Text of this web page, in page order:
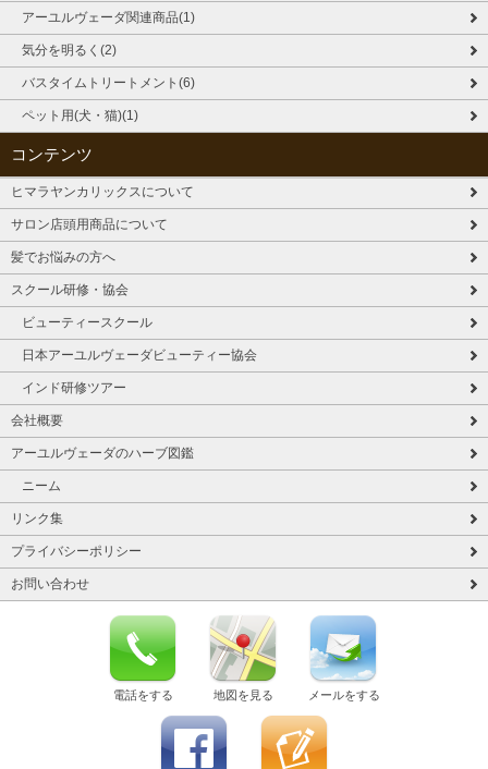
アーユルヴェーダ関連商品(1)
気分を明るく(2)
バスタイムトリートメント(6)
ペット用(犬・猫)(1)
コンテンツ
ヒマラヤンカリックスについて
サロン店頭用商品について
髪でお悩みの方へ
スクール研修・協会
ビューティースクール
日本アーユルヴェーダビューティー協会
インド研修ツアー
会社概要
アーユルヴェーダのハーブ図鑑
ニーム
リンク集
プライバシーポリシー
お問い合わせ
電話をする 地図を見る メールをする